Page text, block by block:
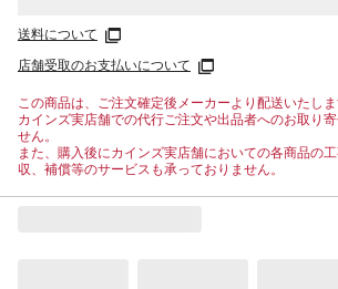
送料について
店舗受取のお支払いについて
この商品は、ご注文確定後メーカーより配送いたし
カインズ実店舗での代行ご注文や出品者へのお取り
せん。
また、購入後にカインズ実店舗においての各商品の
収、補償等のサービスも承っておりません。